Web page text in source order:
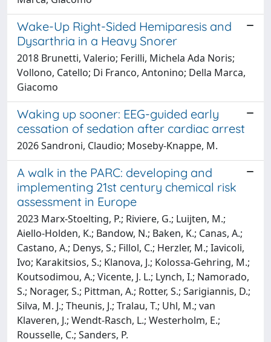
Wake-Up Right-Sided Hemiparesis and
Dysarthria in a Heavy Snorer
2018 Brunetti, Valerio; Ferilli, Michela Ada Noris;
Vollono, Catello; Di Franco, Antonino; Della Marca,
Giacomo
Waking up sooner: EEG-guided early
cessation of sedation after cardiac arrest
2026 Sandroni, Claudio; Moseby-Knappe, M.
A walk in the PARC: developing and
implementing 21st century chemical risk
assessment in Europe
2023 Marx-Stoelting, P.; Riviere, G.; Luijten, M.;
Aiello-Holden, K.; Bandow, N.; Baken, K.; Canas, A.;
Castano, A.; Denys, S.; Fillol, C.; Herzler, M.; Iavicoli,
Ivo; Karakitsios, S.; Klanova, J.; Kolossa-Gehring, M.;
Koutsodimou, A.; Vicente, J. L.; Lynch, I.; Namorado,
S.; Norager, S.; Pittman, A.; Rotter, S.; Sarigiannis, D.;
Silva, M. J.; Theunis, J.; Tralau, T.; Uhl, M.; van
Klaveren, J.; Wendt-Rasch, L.; Westerholm, E.;
Rousselle, C.; Sanders, P.